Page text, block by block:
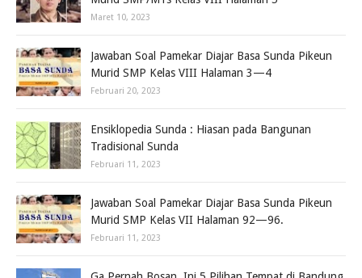
Maret 10, 2023
Jawaban Soal Pamekar Diajar Basa Sunda Pikeun
Murid SMP Kelas VIII Halaman 3—4
Februari 20, 2023
Ensiklopedia Sunda : Hiasan pada Bangunan
Tradisional Sunda
Februari 11, 2023
Jawaban Soal Pamekar Diajar Basa Sunda Pikeun
Murid SMP Kelas VII Halaman 92—96.
Februari 11, 2023